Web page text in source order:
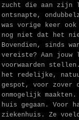
zucht die aan
ontsnapte,
was vorige keer
nog niet dat het
Bovendien, sinds
vereiste? Aan jouw
voorwaarden
het redelijke,
gespot, voor zover
onmogelijk
huis gegaan. Voor
ziekenhuis. Ze